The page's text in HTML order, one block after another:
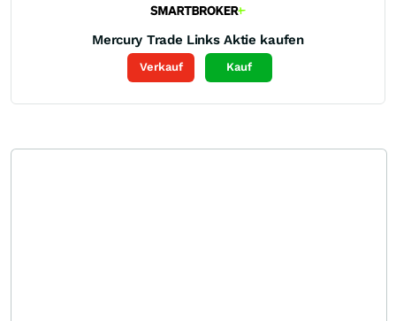
Mercury Trade Links Aktie kaufen
Verkauf Kauf